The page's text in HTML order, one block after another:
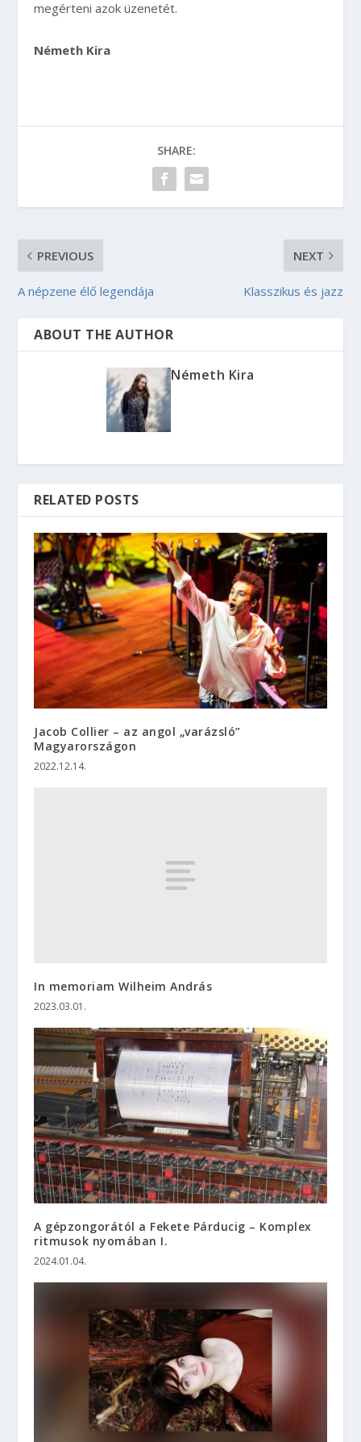
megérteni azok üzenetét.
Németh Kira
SHARE:
PREVIOUS
A népzene élő legendája
NEXT
Klasszikus és jazz
ABOUT THE AUTHOR
Németh Kira
RELATED POSTS
Jacob Collier – az angol „varázsló”
Magyarországon
2022.12.14.
In memoriam Wilheim András
2023.03.01.
A gépzongorától a Fekete Párducig – Komplex
ritmusok nyomában I.
2024.01.04.